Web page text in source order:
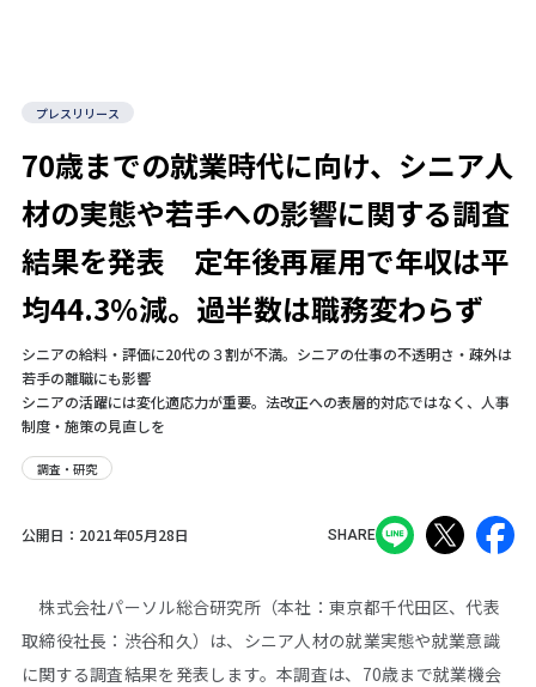
プレスリリース
70歳までの就業時代に向け、シニア人
材の実態や若手への影響に関する調査
結果を発表 定年後再雇用で年収は平
均44.3％減。過半数は職務変わらず
シニアの給料・評価に20代の３割が不満。シニアの仕事の不透明さ・疎外は
若手の離職にも影響
シニアの活躍には変化適応力が重要。法改正への表層的対応ではなく、人事
制度・施策の見直しを
調査・研究
公開日： 2021年05月28日 SHARE
株式会社パーソル総合研究所（本社：東京都千代田区、代表
取締役社長：渋谷和久）は、シニア人材の就業実態や就業意識
に関する調査結果を発表します。本調査は、70歳まで就業機会